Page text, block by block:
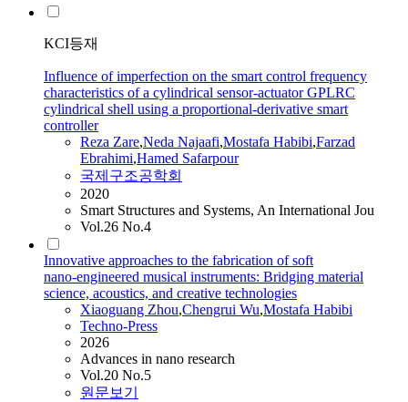
KCI등재
Influence of imperfection on the smart control frequency
characteristics of a cylindrical sensor-actuator GPLRC
cylindrical shell using a proportional-derivative smart
controller
Reza Zare,Neda Najaafi,Mostafa Habibi,Farzad
Ebrahimi,Hamed Safarpour
국제구조공학회
2020
Smart Structures and Systems, An International Jou
Vol.26 No.4
Innovative approaches to the fabrication of soft
nano‑engineered musical instruments: Bridging material
science, acoustics, and creative technologies
Xiaoguang Zhou,Chengrui Wu,Mostafa Habibi
Techno-Press
2026
Advances in nano research
Vol.20 No.5
원문보기